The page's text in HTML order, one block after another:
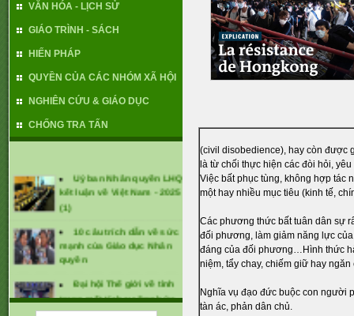
VĂN HÓA - LỊCH SỬ
GIÁO TRÌNH - SÁCH
HIẾN PHÁP
QUYỀN CỦA CÁC NHÓM XÃ HỘI
NGHIÊN CỨU & GIÁO DỤC
CHỐNG TRA TẤN
kết luận về Việt Nam - 2025
10 câu trích dẫn về sức
mạnh của Giáo dục Nhân
quyền
Đại hội Thế giới về tình
trạng mất tích cưỡng bức
lần thứ 1 (tháng 1/2025)
(civil disobedience), hay còn được
là từ chối thực hiện các đòi hỏi,
Việc bất phục tùng, không hợp tác
một hay nhiều mục tiêu (kinh tế,
Các phương thức bất tuân dân sự
đối phương, làm giảm năng lực
đáng của đối phương…Hình thức
niệm, tẩy chay, chiếm giữ hay
Nghĩa vụ đạo đức buộc con người
tàn ác, phản dân chủ.